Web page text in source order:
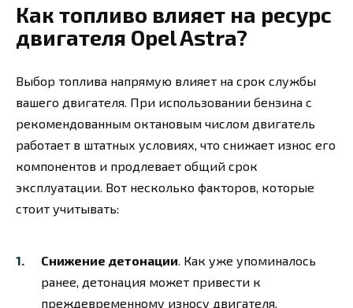
Как топливо влияет на ресурс
двигателя Opel Astra?
Выбор топлива напрямую влияет на срок службы
вашего двигателя. При использовании бензина с
рекомендованным октановым числом двигатель
работает в штатных условиях, что снижает износ его
компонентов и продлевает общий срок
эксплуатации. Вот несколько факторов, которые
стоит учитывать:
Снижение детонации . Как уже упоминалось
ранее, детонация может привести к
преждевременному износу двигателя.